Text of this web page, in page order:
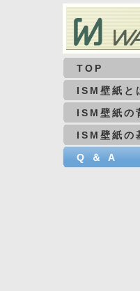
TOP
ISM壁紙と
ISM壁紙の
ISM壁紙の
Q ＆ A